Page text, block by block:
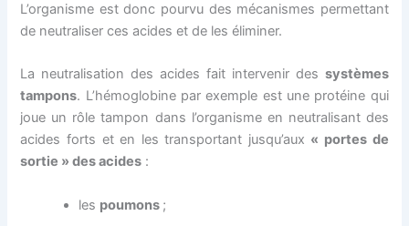
L’organisme est donc pourvu des mécanismes permettant
de neutraliser ces acides et de les éliminer.
La neutralisation des acides fait intervenir des systèmes
tampons. L’hémoglobine par exemple est une protéine qui
joue un rôle tampon dans l’organisme en neutralisant des
acides forts et en les transportant jusqu’aux « portes de
sortie » des acides :
les poumons ;